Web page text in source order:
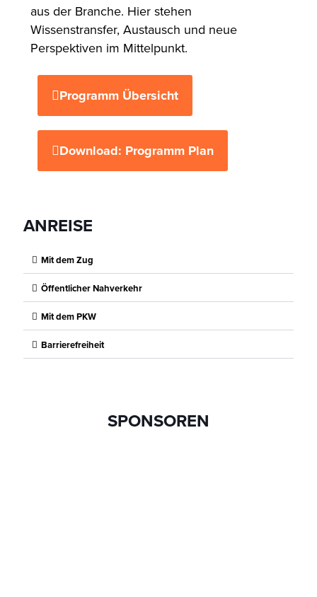
aus der Branche. Hier stehen
Wissenstransfer, Austausch und neue
Perspektiven im Mittelpunkt.
Programm Übersicht
Download: Programm Plan
ANREISE
Mit dem Zug
Öffentlicher Nahverkehr
Mit dem PKW
Barrierefreiheit
SPONSOREN